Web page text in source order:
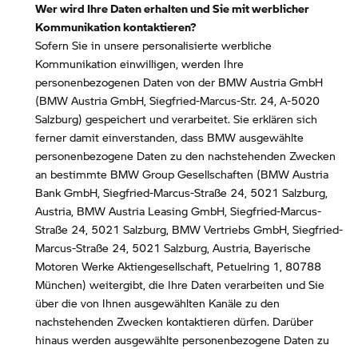
Wer wird Ihre Daten erhalten und Sie mit werblicher
Kommunikation kontaktieren?
Sofern Sie in unsere personalisierte werbliche
Kommunikation einwilligen, werden Ihre
personenbezogenen Daten von der BMW Austria GmbH
(BMW Austria GmbH, Siegfried-Marcus-Str. 24, A-5020
Salzburg) gespeichert und verarbeitet. Sie erklären sich
ferner damit einverstanden, dass BMW ausgewählte
personenbezogene Daten zu den nachstehenden Zwecken
an bestimmte BMW Group Gesellschaften (BMW Austria
Bank GmbH, Siegfried-Marcus-Straße 24, 5021 Salzburg,
Austria, BMW Austria Leasing GmbH, Siegfried-Marcus-
Straße 24, 5021 Salzburg, BMW Vertriebs GmbH, Siegfried-
Marcus-Straße 24, 5021 Salzburg, Austria, Bayerische
Motoren Werke Aktiengesellschaft, Petuelring 1, 80788
München) weitergibt, die Ihre Daten verarbeiten und Sie
über die von Ihnen ausgewählten Kanäle zu den
nachstehenden Zwecken kontaktieren dürfen. Darüber
hinaus werden ausgewählte personenbezogene Daten zu